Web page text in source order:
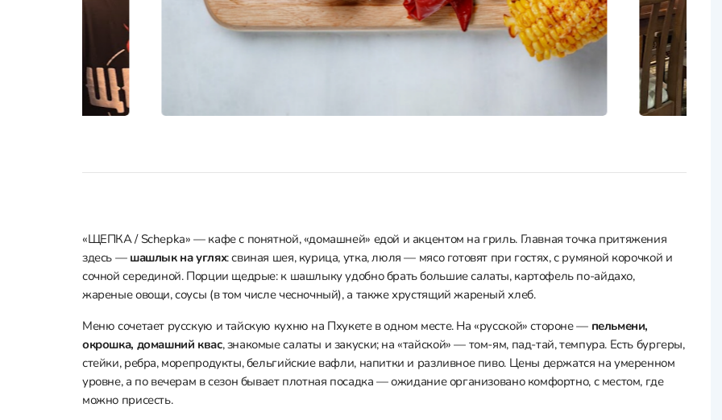
«ЩЕПКА / Schepka» — кафе с понятной, «домашней» едой и акцентом на гриль. Главная точка притяжения
здесь —шашлык на углях: свиная шея, курица, утка, люля — мясо готовят при гостях, с румяной корочкой и
сочной серединой. Порции щедрые: к шашлыку удобно брать большие салаты, картофель по‑айдахо,
жареные овощи, соусы (в том числе чесночный), а также хрустящий жареный хлеб.
Меню сочетает русскую и тайскую кухню на Пхукете в одном месте. На «русской» стороне — пельмени,
окрошка, домашний квас, знакомые салаты и закуски; на «тайской» — том‑ям, пад‑тай, темпура. Есть бургеры,
стейки, ребра, морепродукты, бельгийские вафли, напитки и разливное пиво. Цены держатся на умеренном
уровне, а по вечерам в сезон бывает плотная посадка — ожидание организовано комфортно, с местом, где
можно присесть.